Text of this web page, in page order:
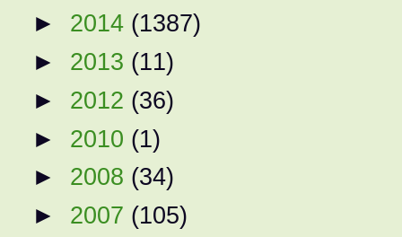
► 2014 (1387)
► 2013 (11)
► 2012 (36)
► 2010 (1)
► 2008 (34)
► 2007 (105)